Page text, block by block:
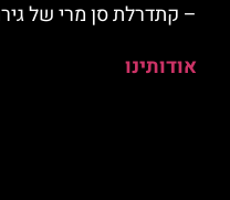
– קתדרלת סן מרי של
אודותינו